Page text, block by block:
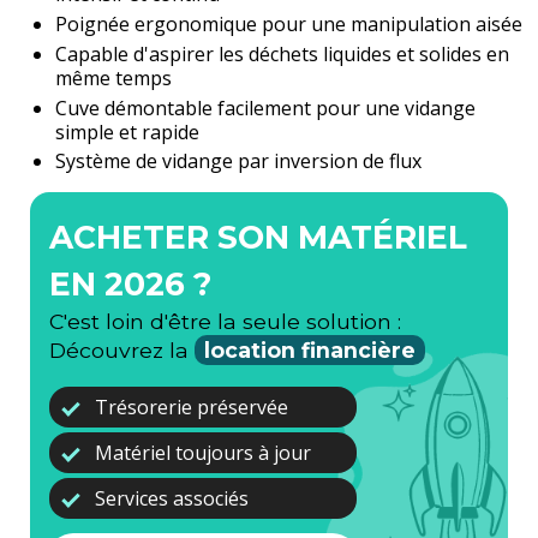
Poignée ergonomique pour une manipulation aisée
Capable d'aspirer les déchets liquides et solides en
même temps
Cuve démontable facilement pour une vidange
simple et rapide
Système de vidange par inversion de flux
ACHETER SON MATÉRIEL
EN 2026 ?
C'est loin d'être la seule solution :
Découvrez la
location financière
Trésorerie préservée
Matériel toujours à jour
Services associés